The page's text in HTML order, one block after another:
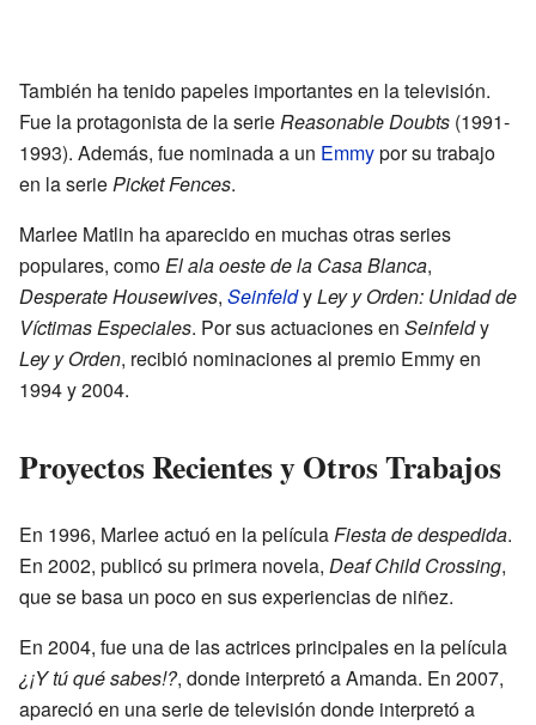
También ha tenido papeles importantes en la televisión.
Fue la protagonista de la serieReasonable Doubts (1991-
1993). Además, fue nominada a un Emmypor su trabajo
en la seriePicket Fences.
Marlee Matlin ha aparecido en muchas otras series
populares, comoEl ala oeste de la Casa Blanca,
Desperate Housewives, SeinfeldyLey y Orden: Unidad de
Víctimas Especiales. Por sus actuaciones en Seinfeldy
Ley y Orden, recibió nominaciones al premio Emmy en
1994 y 2004.
Proyectos Recientes y Otros Trabajos
En 1996, Marlee actuó en la películaFiesta de despedida.
En 2002, publicó su primera novela, Deaf Child Crossing,
que se basa un poco en sus experiencias de niñez.
En 2004, fue una de las actrices principales en la película
¿¡Y tú qué sabes!?, donde interpretó a Amanda. En 2007,
apareció en una serie de televisión donde interpretó a